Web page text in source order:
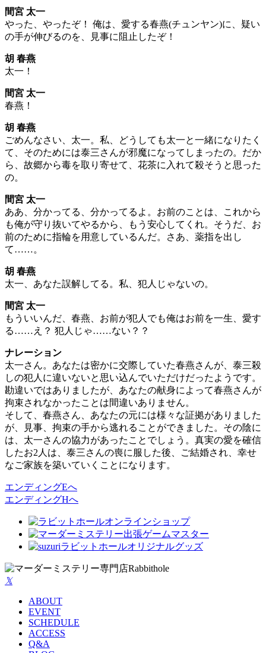
間宮 太一
やった、やったぞ！ 俺は、愛する春燕(チュンヤン)に、疑い
の手が伸びるのを、見事に阻止したぞ！
胡 春燕
太一！
間宮 太一
春燕！
胡 春燕
ごめんなさい、太一。私、どうしても太一と一緒になりたく
て、そのためには泰三さんが邪魔になってしまったの。だか
ら、故郷から毒を取り寄せて、花茶に入れて殺そうと思った
の。
間宮 太一
ああ、分かってる、分かってるよ。お前のことは、これから
も俺が守り抜いてやるから、もう安心してくれ。そうだ、お
前のために指輪を用意しているんだ。さあ、薬指を出し
て……。
胡 春燕
太一、あなた誤解してる。私、犯人じゃないの。
間宮 太一
もういいんだ、春燕、お前が犯人でも俺はお前を一生、愛す
る……え？ 犯人じゃ……ない？？
ナレーション
太一さん。あなたは密かに交際していた春燕さんが、泰三殺
しの犯人に違いないと思い込んでいただけだったようです。
勘違いではありましたが、あなたの献身によって春燕さんが
拘束されなかったことは間違いありません。
そして、春燕さん、あなたの元には様々な証拠がありました
が、見事、拘束の手から逃れることができました。その陰に
は、太一さんの協力があったことでしょう。真実の愛を確信
したお2人は、泰三さんの喪に服した後、ご結婚され、幸せ
なご家族を築いていくことになります。
エンディングEへ
エンディングHへ
𝕏
ABOUT
EVENT
SCHEDULE
ACCESS
Q&A